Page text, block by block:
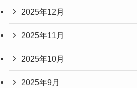
2025年12月
2025年11月
2025年10月
2025年9月